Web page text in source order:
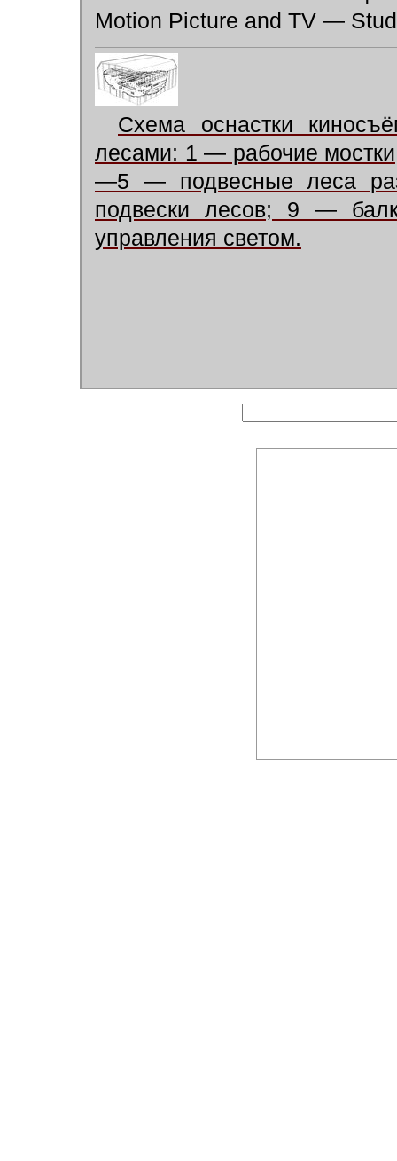
Motion Picture and TV —
Схема оснастки
лесами: 1 — рабочие
—5 — подвесные леса
подвески лесов; 9 —
управления светом.